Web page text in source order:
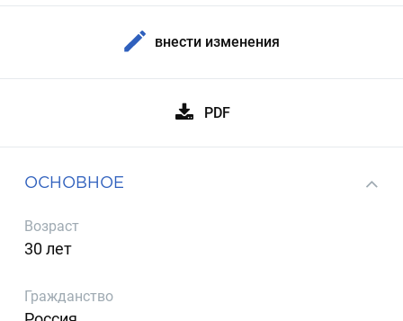
внести изменения
PDF
ОСНОВНОЕ
Возраст
30 лет
Гражданство